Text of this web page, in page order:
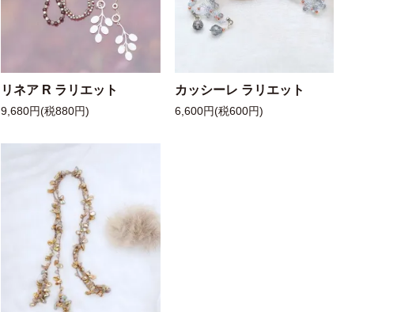
リネア R ラリエット
9,680円(税880円)
カッシーレ ラリエット
6,600円(税600円)